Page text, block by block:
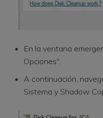
En la ventana
Opciones".
A continuación,
Sistema y Shadow